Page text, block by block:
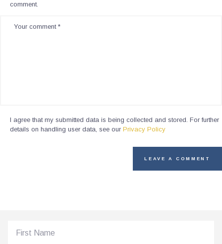
comment.
I agree that my submitted data is being collected and stored. For further
details on handling user data, see our Privacy Policy